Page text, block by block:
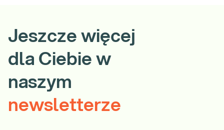
Jeszcze więcej
dla Ciebie w
naszym
newsletterze